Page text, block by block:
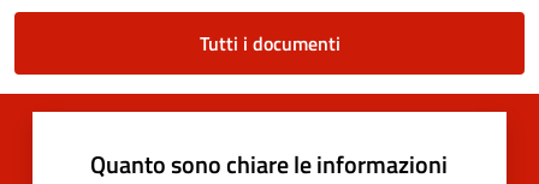
Tutti i documenti
Quanto sono chiare le informazioni